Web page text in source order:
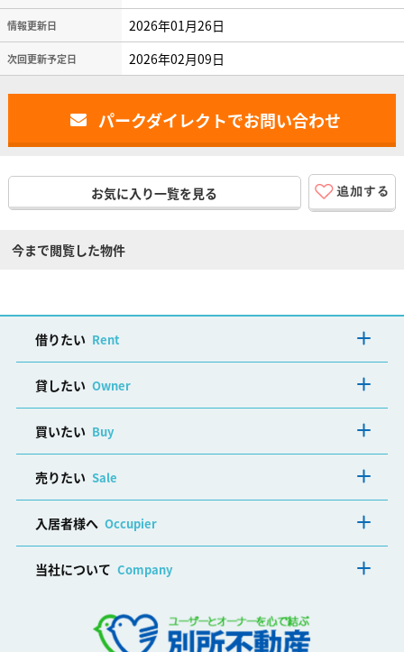
情報更新日 2026年01月26日
次回更新予定日 2026年02月09日
パークダイレクトでお問い合わせ
お気に入り一覧を見る
今まで閲覧した物件
借りたい Rent
貸したい Owner
買いたい Buy
売りたい Sale
入居者様へ Occupier
当社について Company